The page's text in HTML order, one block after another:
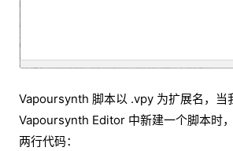
Vapoursynth 脚本以 .vpy 为扩展名，当
Vapoursynth Editor 中新建一个脚本时
两行代码：